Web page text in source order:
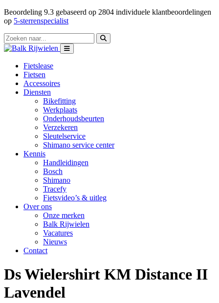
Beoordeling 9.3 gebaseerd op 2804 individuele klantbeoordelingen
op 5-sterrenspecialist
Fietslease
Fietsen
Accessoires
Diensten
Bikefitting
Werkplaats
Onderhoudsbeurten
Verzekeren
Sleutelservice
Shimano service center
Kennis
Handleidingen
Bosch
Shimano
Tracefy
Fietsvideo’s & uitleg
Over ons
Onze merken
Balk Rijwielen
Vacatures
Nieuws
Contact
Ds Wielershirt KM Distance II
Lavendel